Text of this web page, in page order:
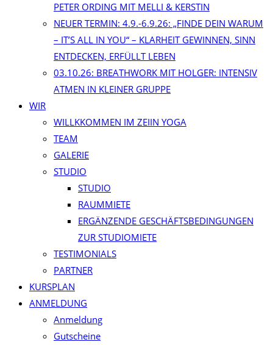
PETER ORDING MIT MELLI & KERSTIN
NEUER TERMIN: 4.9.-6.9.26: „FINDE DEIN WARUM
– IT’S ALL IN YOU“ – KLARHEIT GEWINNEN, SINN
ENTDECKEN, ERFÜLLT LEBEN
03.10.26: BREATHWORK MIT HOLGER: INTENSIV
ATMEN IN KLEINER GRUPPE
WIR
WILLKKOMMEN IM ZEIIN YOGA
TEAM
GALERIE
STUDIO
STUDIO
RAUMMIETE
ERGÄNZENDE GESCHÄFTSBEDINGUNGEN
ZUR STUDIOMIETE
TESTIMONIALS
PARTNER
KURSPLAN​
ANMELDUNG
Anmeldung
Gutscheine